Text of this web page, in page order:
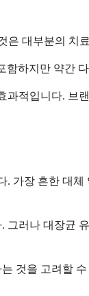
은 대부분의
하지만 약간
적입니다. 브
가장 흔한 대
러나 대장균
것을 고려할